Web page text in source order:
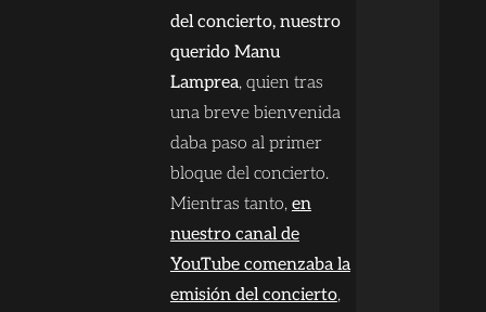
del concierto, nuestro
querido Manu
Lamprea, quien tras
una breve bienvenida
daba paso al primer
bloque del concierto.
Mientras tanto, en
nuestro canal de
YouTube comenzaba la
emisión del concierto,